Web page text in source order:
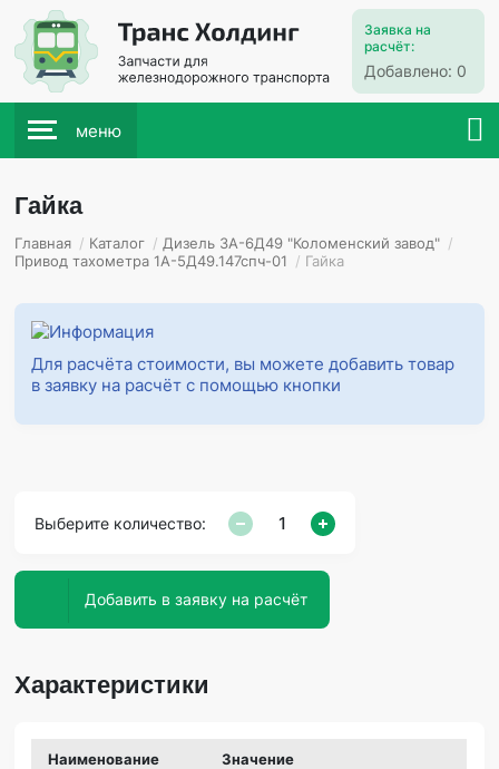
Заявка на
расчёт:
Добавлено: 0
меню
Гайка
Главная / Каталог / Дизель 3А-6Д49 "Коломенский завод" /
Привод тахометра 1А-5Д49.147спч-01 / Гайка
Для расчёта стоимости, вы можете добавить товар
в заявку на расчёт с помощью кнопки
Выберите количество:
Добавить в заявку на расчёт
Характеристики
Наименование Значение